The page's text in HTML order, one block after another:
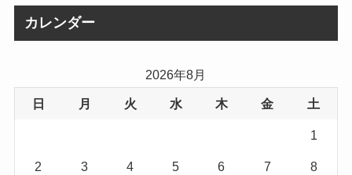
カレンダー
2026年8月
日 月 火 水 木 金 土
1
2 3 4 5 6 7 8